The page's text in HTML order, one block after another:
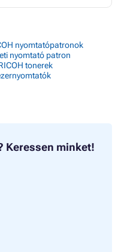
nyomtatópatronok
nyomtató patron
tonerek
Keressen minket!